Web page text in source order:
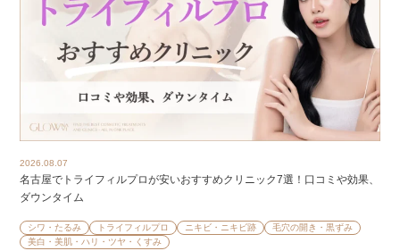
2026.08.07
名古屋でトライフィルプロが安いおすすめクリニック7選！口コミや効果、
ダウンタイム
シワ・たるみ トライフィルプロ ニキビ・ニキビ跡
毛穴の開き・黒ずみ
美白・美肌・ハリ・ツヤ・くすみ